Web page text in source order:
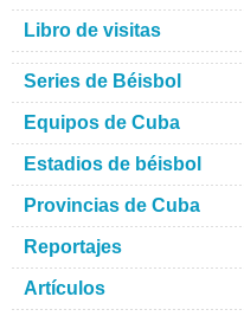
Libro de visitas
Series de Béisbol
Equipos de Cuba
Estadios de béisbol
Provincias de Cuba
Reportajes
Artículos